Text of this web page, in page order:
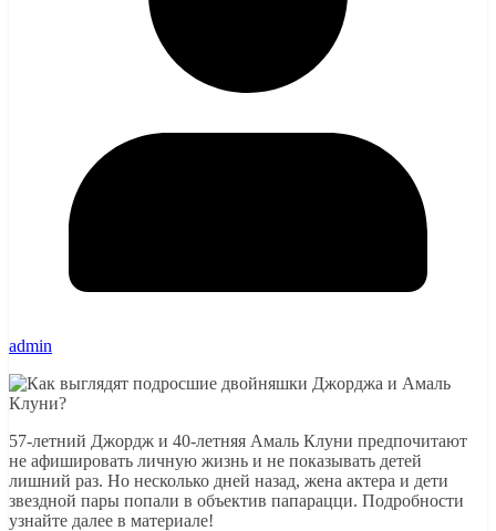
admin
57-летний Джордж и 40-летняя Амаль Клуни предпочитают
не афишировать личную жизнь и не показывать детей
лишний раз. Но несколько дней назад, жена актера и дети
звездной пары попали в объектив папарацци. Подробности
узнайте далее в материале!